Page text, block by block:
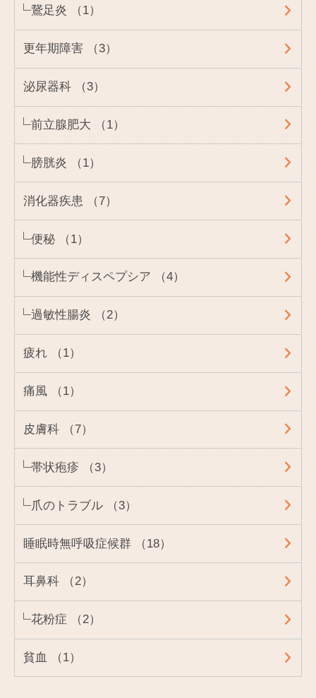
鵞足炎 （1）
更年期障害 （3）
泌尿器科 （3）
前立腺肥大 （1）
膀胱炎 （1）
消化器疾患 （7）
便秘 （1）
機能性ディスペプシア （4）
過敏性腸炎 （2）
疲れ （1）
痛風 （1）
皮膚科 （7）
帯状疱疹 （3）
爪のトラブル （3）
睡眠時無呼吸症候群 （18）
耳鼻科 （2）
花粉症 （2）
貧血 （1）